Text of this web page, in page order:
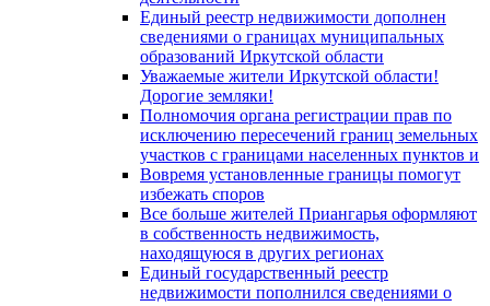
Единый реестр недвижимости дополнен
сведениями о границах муниципальных
образований Иркутской области
Уважаемые жители Иркутской области!
Дорогие земляки!
Полномочия органа регистрации прав по
исключению пересечений границ земельных
участков с границами населенных пунктов и
Вовремя установленные границы помогут
избежать споров
Все больше жителей Приангарья оформляют
в собственность недвижимость,
находящуюся в других регионах
Единый государственный реестр
недвижимости пополнился сведениями о